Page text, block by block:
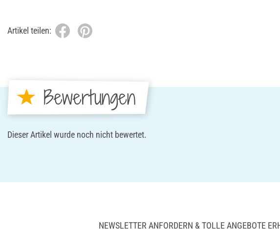
Artikel teilen:
Bewertungen
Dieser Artikel wurde noch nicht bewertet.
NEWSLETTER ANFORDERN & TOLLE ANGEBOTE